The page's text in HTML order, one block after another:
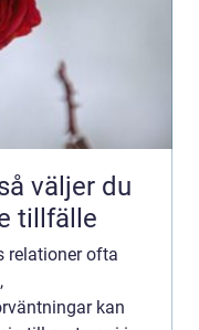
tillfälle
relationer ofta
kan